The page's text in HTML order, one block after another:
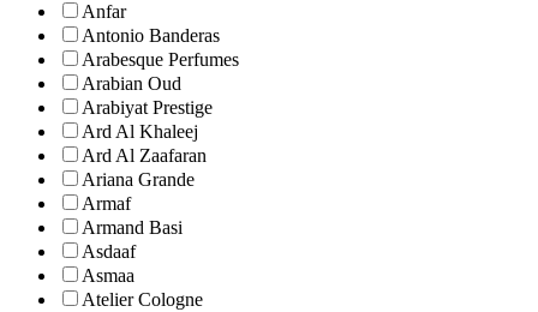
Anfar
Antonio Banderas
Arabesque Perfumes
Arabian Oud
Arabiyat Prestige
Ard Al Khaleej
Ard Al Zaafaran
Ariana Grande
Armaf
Armand Basi
Asdaaf
Asmaa
Atelier Cologne